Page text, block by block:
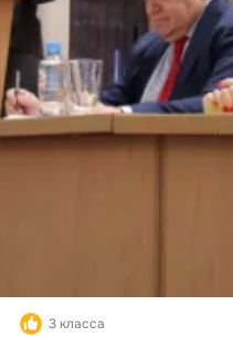
3 класса